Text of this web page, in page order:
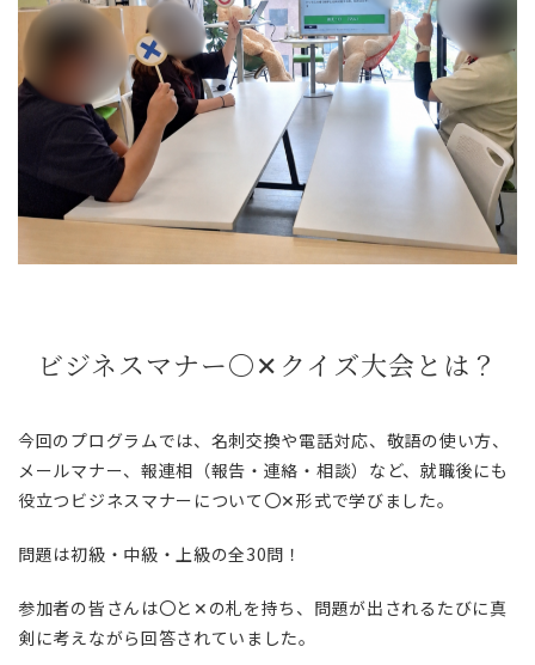
ビジネスマナー〇✕クイズ大会とは？
今回のプログラムでは、名刺交換や電話対応、敬語の使い方、
メールマナー、報連相（報告・連絡・相談）など、就職後にも
役立つビジネスマナーについて〇✕形式で学びました。
問題は初級・中級・上級の全30問！
参加者の皆さんは〇と✕の札を持ち、問題が出されるたびに真
剣に考えながら回答されていました。